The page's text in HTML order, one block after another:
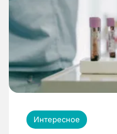
Интересное